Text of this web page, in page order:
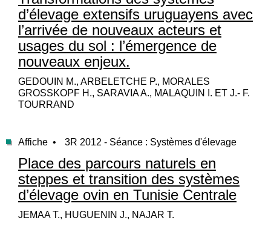
d’élevage extensifs uruguayens avec
l’arrivée de nouveaux acteurs et
usages du sol : l’émergence de
nouveaux enjeux.
GEDOUIN M., ARBELETCHE P., MORALES
GROSSKOPF H., SARAVIA A., MALAQUIN I. ET J.- F.
TOURRAND
Affiche • 3R 2012 - Séance : Systèmes d'élevage
Place des parcours naturels en
steppes et transition des systèmes
d’élevage ovin en Tunisie Centrale
JEMAA T., HUGUENIN J., NAJAR T.